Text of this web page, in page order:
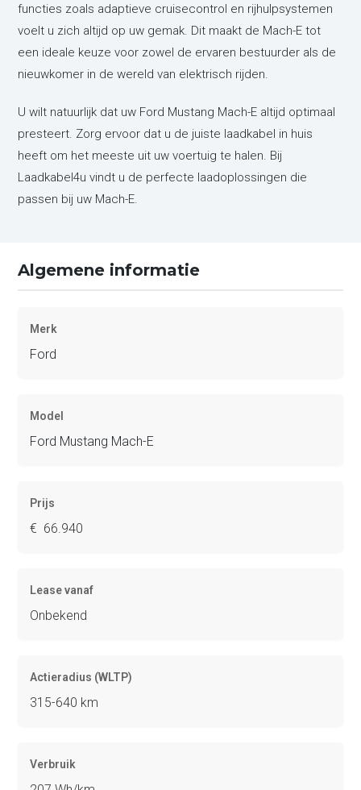
functies zoals adaptieve cruisecontrol en rijhulpsystemen
voelt u zich altijd op uw gemak. Dit maakt de Mach-E tot
een ideale keuze voor zowel de ervaren bestuurder als de
nieuwkomer in de wereld van elektrisch rijden.
U wilt natuurlijk dat uw Ford Mustang Mach-E altijd optimaal
presteert. Zorg ervoor dat u de juiste laadkabel in huis
heeft om het meeste uit uw voertuig te halen. Bij
Laadkabel4u vindt u de perfecte laadoplossingen die
passen bij uw Mach-E.
Algemene informatie
Merk
Ford
Model
Ford Mustang Mach-E
Prijs
€ 66.940
Lease vanaf
Onbekend
Actieradius (WLTP)
315-640 km
Verbruik